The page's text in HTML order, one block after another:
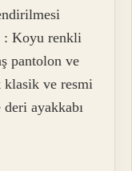
: Koyu renkli
pantolon ve
klasik ve resmi
ayakkabı